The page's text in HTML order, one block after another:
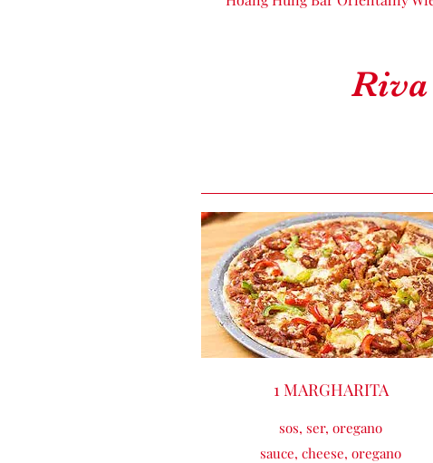
Riva
1 MARGHARITA
sos, ser, oregano
sauce, cheese, oregano